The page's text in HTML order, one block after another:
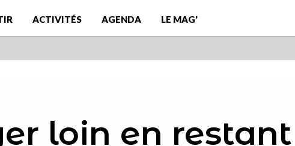
ACTIVITÉS AGENDA LE MAG'
loin en